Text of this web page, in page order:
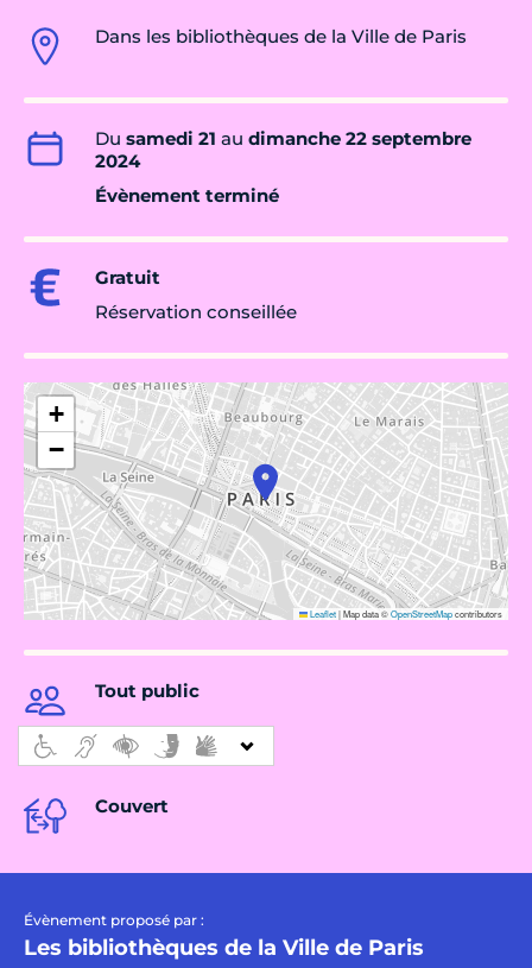
Dans les bibliothèques de la Ville de Paris
Du samedi 21 au dimanche 22 septembre
2024
Évènement terminé
Gratuit
Réservation conseillée
+
−
Leaflet|Map data ©OpenStreetMapcontributors
Tout public
Couvert
Évènement proposé par :
Les bibliothèques de la Ville de Paris